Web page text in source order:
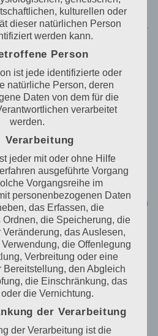
im Falle von Angriffen auf
Systeme dienen.
allgemeinen Daten und
wird keine Rückschlüsse auf
Diese Informationen werden
(1) die Inhalte unserer
auszuliefern, (2) die Inhalte
die Werbung für diese zu
Funktionsfähigkeit
Systeme und
zu gewährleisten
im Falle
die zur Strafverfolgung
bereitzustellen. Diese
und Informationen werden
statistisch und ferner mit
den Datenschutz und die
unserem Unternehmen zu
optimales Schutzniveau für
personenbezogenen Daten
Daten der Server-
von allen durch eine
personenbezogenen
gespeichert.
kulturellen oder
dieser natürlichen Person
werden kann.
Person
ist jede identifizierte oder
natürliche Person, deren
Daten von dem für die
verarbeitet
werden.
jeder mit oder ohne Hilfe
ausgeführte Vorgang
Vorgangsreihe im
personenbezogenen Daten
das Erfassen, die
die Speicherung, die
das Auslesen,
die Offenlegung
Verbreitung oder eine
Bereitstellung, den Abgleich
die Einschränkung, das
die Vernichtung.
der Verarbeitung
der Verarbeitung ist die